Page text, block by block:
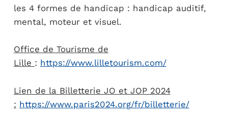
les 4 formes de handicap : handicap auditif,
mental, moteur et visuel.
Office de Tourisme de
Lille : https://www.lilletourism.com/
Lien de la Billetterie JO et JOP 2024
: https://www.paris2024.org/fr/billetterie/